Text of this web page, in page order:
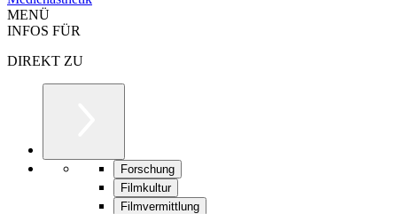
MENÜ
INFOS FÜR
DIREKT ZU
Forschung
Filmkultur
Filmvermittlung